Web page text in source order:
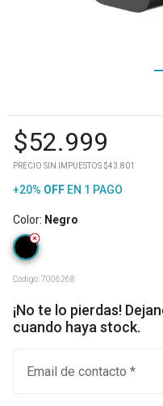
$52.999
PRECIO SIN IMPUESTOS $43.801
+20% OFF EN 1 PAGO
Color: Negro
Código:7006268
¡No te lo pierdas!
cuando haya stock.
Email de contacto *